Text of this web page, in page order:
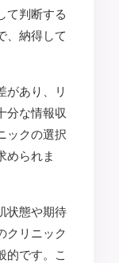
て判断する
、納得して
があり、リ
分な情報収
ックの選択
められま
状態や期待
クリニック
的です。こ